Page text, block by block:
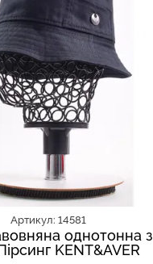
Артикул: 14581
однотонна з
KENT&AVER